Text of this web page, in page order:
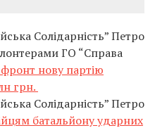
Солідарність” Петро
ГО “Справа
нову партію
грн.
Солідарність” Петро
батальйону ударних